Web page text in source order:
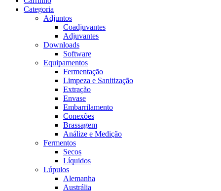
Categoria
Adjuntos
Coadjuvantes
Adjuvantes
Downloads
Software
Equipamentos
Fermentação
Limpeza e Sanitização
Extração
Envase
Embarrilamento
Conexões
Brassagem
Análize e Medição
Fermentos
Secos
Líquidos
Lúpulos
Alemanha
Austrália